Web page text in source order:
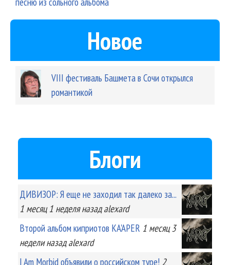
Новое
VIII фестиваль Башмета в Сочи открылся
романтикой
Блоги
ДИВИЗОР: Я еще не заходил так далеко за...
1 месяц 1 неделяназад alexard
Второй альбом киприотов KA'APER 1 месяц 3
неделиназад alexard
I Am Morbid объявили о российском туре! 2